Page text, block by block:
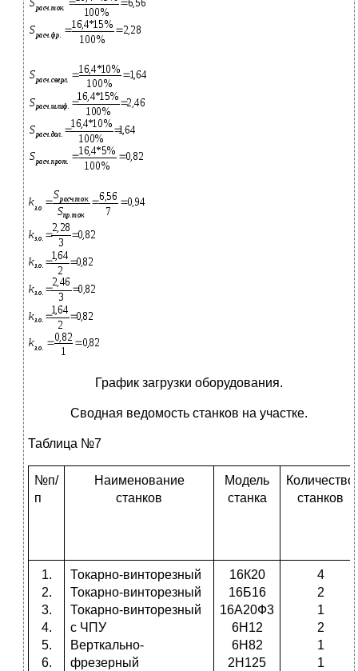
График загрузки оборудования.
Сводная ведомость станков на участке.
Таблица №7
№п/
п
Наименование
станков
Модель
станка
Количество
станков
1.
2.
3.
4.
5.
6.
Токарно-винторезный
Токарно-винторезный
Токарно-винторезный
с ЧПУ
Верткально-
фрезерный
16К20
16Б16
16А20Ф3
6Н12
6Н82
2Н125
4
2
1
2
1
1